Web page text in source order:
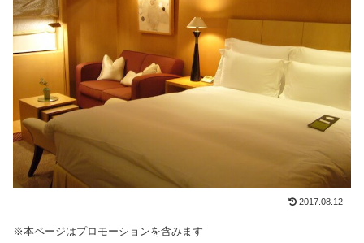
2017.08.12
※本ページはプロモーションを含みます